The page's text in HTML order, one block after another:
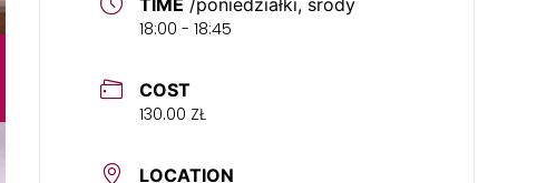
TIME /poniedziałki, środy
18:00 - 18:45
COST
130.00 ZŁ
LOCATION